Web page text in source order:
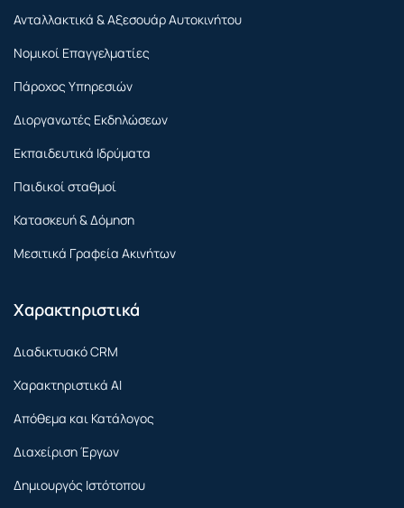
Ανταλλακτικά & Αξεσουάρ Αυτοκινήτου
Νομικοί Επαγγελματίες
Πάροχος Υπηρεσιών
Διοργανωτές Εκδηλώσεων
Εκπαιδευτικά Ιδρύματα
Παιδικοί σταθμοί
Κατασκευή & Δόμηση
Μεσιτικά Γραφεία Ακινήτων
Χαρακτηριστικά
Διαδικτυακό CRM
Χαρακτηριστικά AI
Απόθεμα και Κατάλογος
Διαχείριση Έργων
Δημιουργός Ιστότοπου